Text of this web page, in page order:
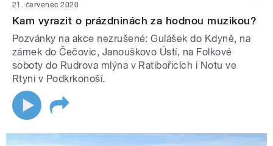
21. červenec 2020
Kam vyrazit o prázdninách za hodnou muzikou?
Pozvánky na akce nezrušené: Gulášek do Kdyně, na
zámek do Čečovic, Janouškovo Ústí, na Folkové
soboty do Rudrova mlýna v Ratibořicích i Notu ve
Rtyni v Podkrkonoší.